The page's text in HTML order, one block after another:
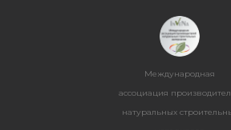
Международная
ассоциация
натуральных